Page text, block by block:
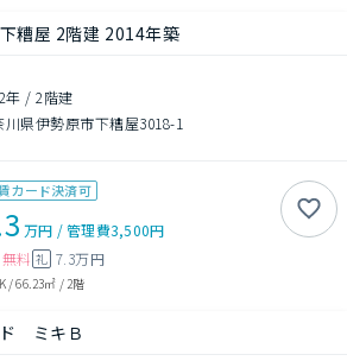
糟屋 2階建 2014年築
年 /2階建
川県伊勢原市下糟屋3018-1
カード決済可
万円 /管理費3,500円
無料 礼 7.3万円
/66.23㎡ /2階
ミキＢ